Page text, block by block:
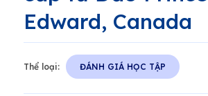
Edward, Canada
Thể loại: ĐÁNH GIÁ HỌC TẬP